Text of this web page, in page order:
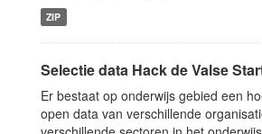
ZIP
Selectie data Hack de Valse
Er bestaat op onderwijs gebied een
open data van verschillende